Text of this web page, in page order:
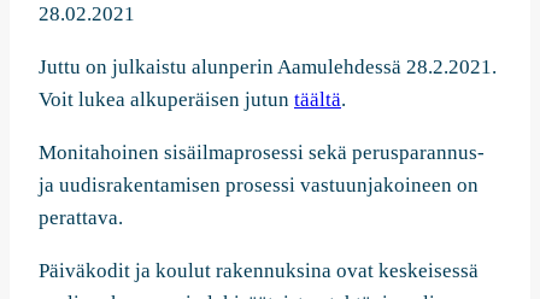
28.02.2021
Juttu on julkaistu alunperin Aamulehdessä 28.2.2021.
Voit lukea alkuperäisen jutun täältä.
Monitahoinen sisäilmaprosessi sekä perusparannus-
ja uudisrakentamisen prosessi vastuunjakoineen on
perattava.
Päiväkodit ja koulut rakennuksina ovat keskeisessä